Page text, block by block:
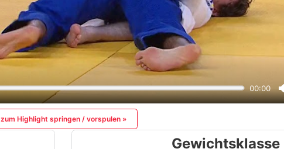
zum Highlight springen / vorspulen »
Gewichtsklasse